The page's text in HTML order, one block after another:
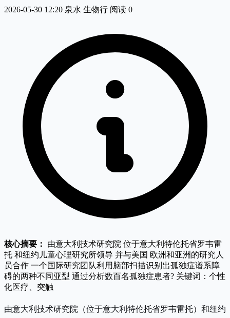
2026-05-30 12:20 泉水 生物行 阅读 0
核心摘要： 由意大利技术研究院 位于意大利特伦托省罗韦雷
托 和纽约儿童心理研究所领导 并与美国 欧洲和亚洲的研究人
员合作 一个国际研究团队利用脑部扫描识别出孤独症谱系障
碍的两种不同亚型 通过分析数百名孤独症患者? 关键词：个性
化医疗、突触
由意大利技术研究院（位于意大利特伦托省罗韦雷托）和纽约